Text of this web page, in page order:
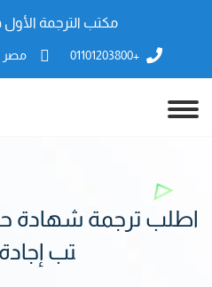
مكتب الترجمة
+01101203800 مصر
اطلب ترجمة شهادة
تب